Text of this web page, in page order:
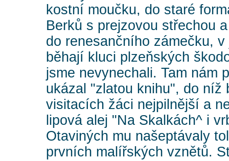
kostní moučku, do staré
Berků s prejzovou střechou
do renesančního zámečku,
běhají kluci plzeňských
jsme nevynechali. Tam nám
ukázal "zlatou knihu", do níž
visitacích žáci nejpilnější a
lipová alej "Na Skalkách^ i
Otaviných mu našeptávaly
prvních malířských vznětů.